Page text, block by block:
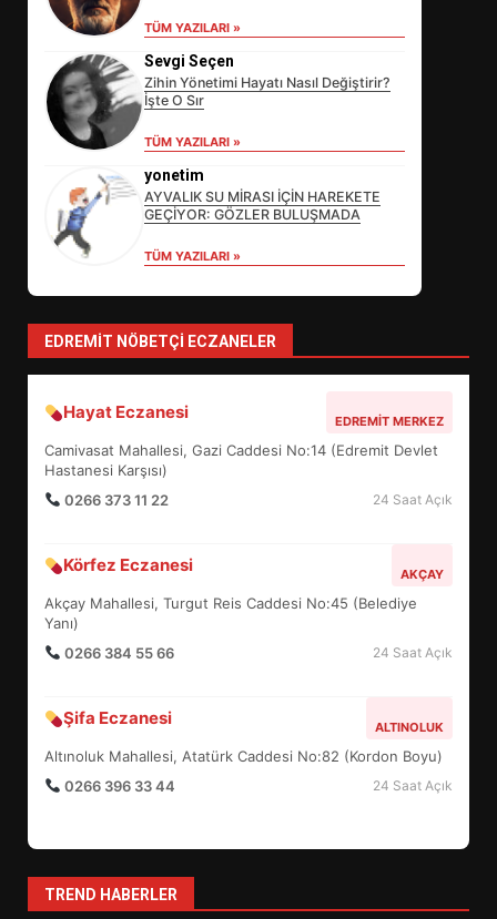
TÜM YAZILARI »
Sevgi Seçen
Zihin Yönetimi Hayatı Nasıl Değiştirir?
İşte O Sır
TÜM YAZILARI »
yonetim
AYVALIK SU MİRASI İÇİN HAREKETE
GEÇİYOR: GÖZLER BULUŞMADA
TÜM YAZILARI »
EDREMIT NÖBETÇI ECZANELER
Hayat Eczanesi EDREMIT MERKEZ
Camivasat Mahallesi, Gazi Caddesi No:14 (Edremit Devlet
Hastanesi Karşısı)
0266 373 11 22
24 Saat Açık
Körfez Eczanesi AKÇAY
Akçay Mahallesi, Turgut Reis Caddesi No:45 (Belediye
Yanı)
0266 384 55 66
24 Saat Açık
Şifa Eczanesi ALTINOLUK
Altınoluk Mahallesi, Atatürk Caddesi No:82 (Kordon Boyu)
0266 396 33 44
24 Saat Açık
TREND HABERLER
SÜRDÜRÜLEBİLİRLİKTE NE
DEĞİŞECEK?
4
5
BALIKESİR MÜZELERİNDE SÜRE
UZATILDI: NE DEĞİŞTİ?
6
TURNUVASI KAYITLARI NEYİ
7
YENİ YÖNETİM NASIL
ŞEKİLLENDİ?
1
HAREKETE GEÇİYOR: GÖZLER